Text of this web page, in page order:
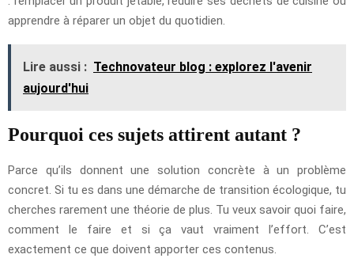
apprendre à réparer un objet du quotidien.
Lire aussi : Technovateur blog : explorez l'avenir
aujourd'hui
Pourquoi ces sujets attirent autant ?
Parce qu’ils donnent une solution concrète à un problème
concret. Si tu es dans une démarche de transition écologique, tu
cherches rarement une théorie de plus. Tu veux savoir quoi faire,
comment le faire et si ça vaut vraiment l’effort. C’est
exactement ce que doivent apporter ces contenus.